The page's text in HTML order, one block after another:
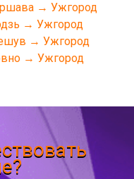
→ Ужгород
→ Ужгород
→ Ужгород
→ Ужгород